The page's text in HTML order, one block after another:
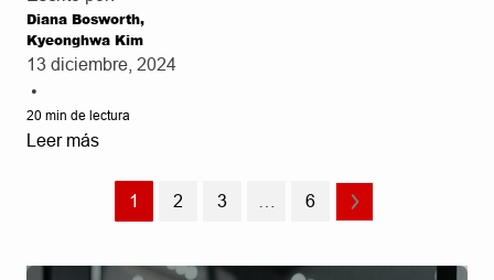
largo plazo de los adultos mayores, según Kyenoghwa Kim de RGA en
un estudio reconocido por el programa Líderes del Mañana de la
International Insurance Society.
Diana Bosworth,
Kyeonghwa Kim
13 diciembre, 2024
•
20 min de lectura
Leer más
1 2 3 6